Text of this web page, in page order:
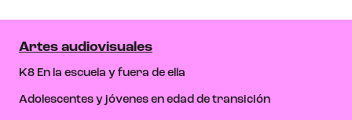
Artes audiovisuales
K8 En la escuela y fuera de ella
Adolescentes y jóvenes en edad de transición